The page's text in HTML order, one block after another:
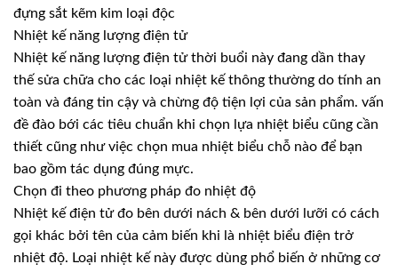
đựng sắt kẽm kim loại độc
Nhiệt kế năng lượng điện tử
Nhiệt kế năng lượng điện tử thời buổi này đang dần thay
thế sửa chữa cho các loại nhiệt kế thông thường do tính an
toàn và đáng tin cậy và chừng độ tiện lợi của sản phẩm. vấn
đề đào bới các tiêu chuẩn khi chọn lựa nhiệt biểu cũng cần
thiết cũng như việc chọn mua nhiệt biểu chỗ nào để bạn
bao gồm tác dụng đúng mực.
Chọn đi theo phương pháp đo nhiệt độ
Nhiệt kế điện tử đo bên dưới nách & bên dưới lưỡi có cách
gọi khác bởi tên của cảm biến khi là nhiệt biểu điện trở
nhiệt độ. Loại nhiệt kế này được dùng phổ biến ở những cơ